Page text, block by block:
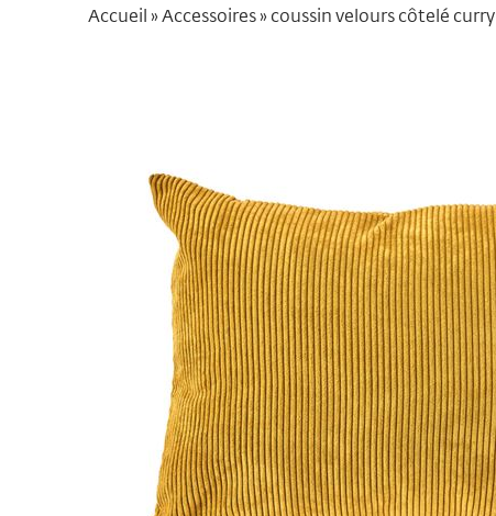
Accueil »Accessoires»coussin velours côtelé curry